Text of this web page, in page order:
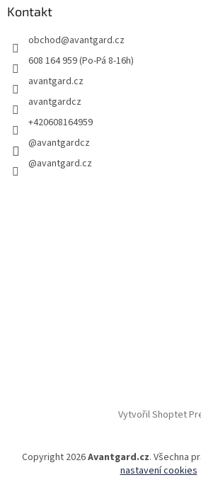
Kontakt
obchod@avantgard.cz
608 164 959 (Po-Pá 8-16h)
avantgard.cz
avantgardcz
+420608164959
@avantgardcz
@avantgard.cz
Vytvořil Shoptet
Copyright 2026Avantgard.cz. Všechna
nastavení cookies